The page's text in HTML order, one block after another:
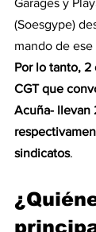
Garages y
(Soesgype)
mando de ese
Por lo tanto,
CGT que
Acuña- llevan
sindicatos.